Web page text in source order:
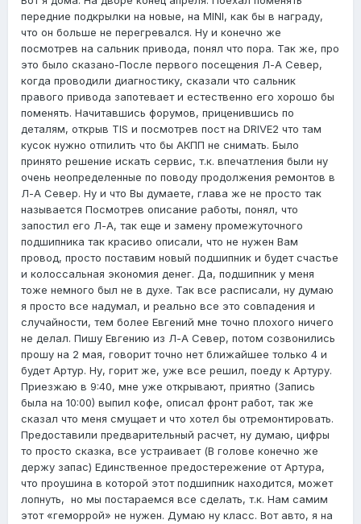
передние подкрылки на новые, на MINI, как бы в награду,
что он больше не перегревался. Ну и конечно же
посмотрев на сальник привода, понял что пора. Так же, про
это было сказано-После первого посещения Л-А Север,
когда проводили диагностику, сказали что сальник
правого привода запотевает и естественно его хорошо бы
поменять. Начитавшись форумов, приценившись по
деталям, открыв TIS и посмотрев пост на DRIVE2 что там
кусок нужно отпилить что бы АКПП не снимать. Было
принято решение искать сервис, т.к. впечатления были ну
очень неопределенные по поводу продолжения ремонтов в
Л-А Север. Ну и что Вы думаете, глава же не просто так
называется Посмотрев описание работы, понял, что
запостил его Л-А, так еще и замену промежуточного
подшипника так красиво описали, что не нужен Вам
провод, просто поставим новый подшипник и будет счастье
и колоссальная экономия денег. Да, подшипник у меня
тоже немного был не в духе. Так все расписали, ну думаю
я просто все надумал, и реально все это совпадения и
случайности, тем более Евгений мне точно плохого ничего
не делал. Пишу Евгению из Л-А Север, потом созвонились
прошу на 2 мая, говорит точно нет ближайшее только 4 и
будет Артур. Ну, горит же, уже все решил, поеду к Артуру.
Приезжаю в 9:40, мне уже открывают, приятно (Запись
была на 10:00) выпил кофе, описал фронт работ, так же
сказал что меня смущает и что хотел бы отремонтировать.
Предоставили предварительный расчет, ну думаю, цифры
то просто сказка, все устраивает (В голове конечно же
держу запас) Единственное предостережение от Артура,
что проушина в которой этот подшипник находится, может
лопнуть, но мы постараемся все сделать, т.к. Нам самим
этот «геморрой» не нужен. Думаю ну класс. Вот авто, я на